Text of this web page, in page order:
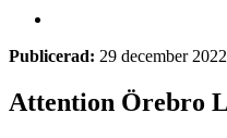
Publicerad: 29 december
Attention Örebro